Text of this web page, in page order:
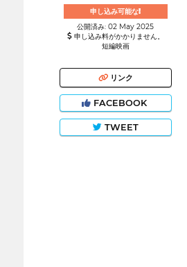
申し込み可能な!
公開済み: 02 May 2025
申し込み料がかかりません。
短編映画
リンク
FACEBOOK
TWEET